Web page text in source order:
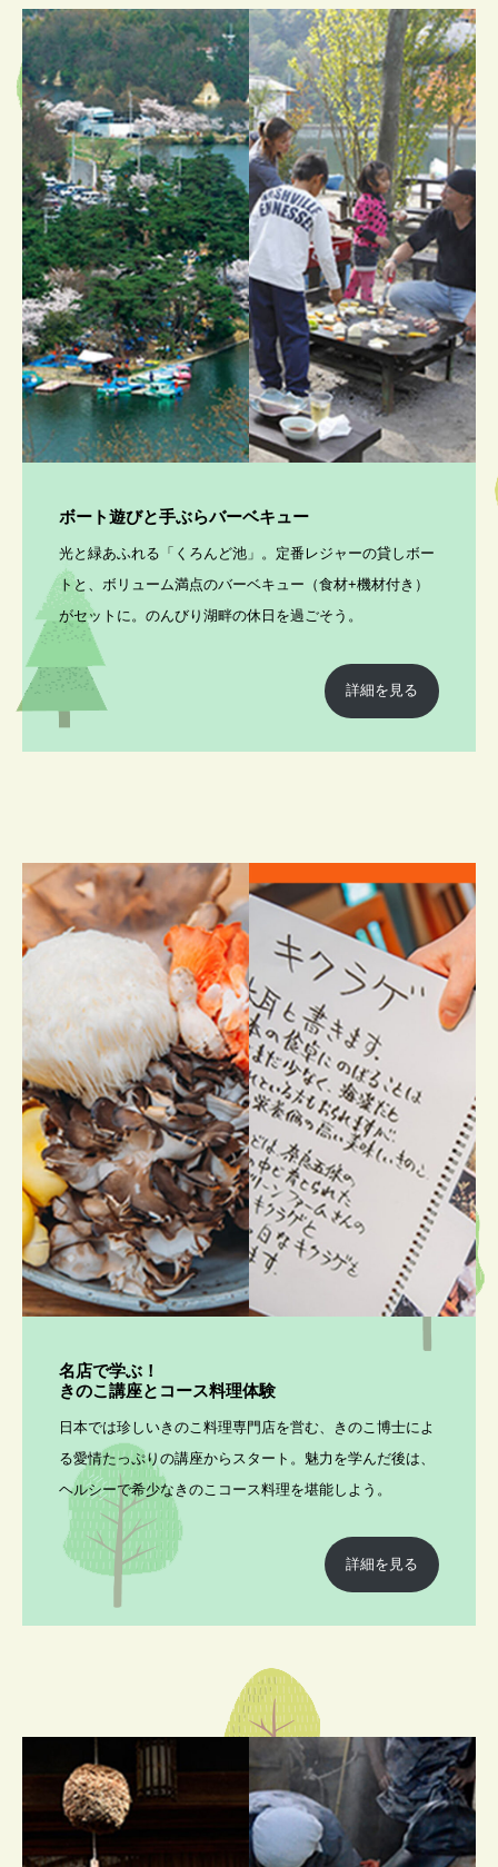
ボート遊びと手ぶらバーベキュー
光と緑あふれる「くろんど池」。定番レジャーの貸しボー
トと、ボリューム満点のバーベキュー（食材+機材付き）
がセットに。のんびり湖畔の休日を過ごそう。
詳細を見る
名店で学ぶ！
きのこ講座とコース料理体験
日本では珍しいきのこ料理専門店を営む、きのこ博士によ
る愛情たっぷりの講座からスタート。魅力を学んだ後は、
ヘルシーで希少なきのこコース料理を堪能しよう。
詳細を見る